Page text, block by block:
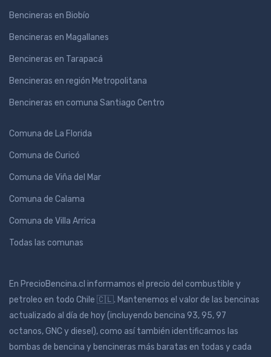
Bencineras en Biobío
Bencineras en Magallanes
Bencineras en Tarapacá
Bencineras en región Metropolitana
Bencineras en comuna Santiago Centro
Comuna de La Florida
Comuna de Curicó
Comuna de Viña del Mar
Comuna de Calama
Comuna de Villa Arrica
Todas las comunas
En PrecioBencina.cl informamos el precio del combustible y
petroleo en todo Chile 🇨🇱. Mantenemos el valor de las bencinas
actualizado al día de hoy (incluyendo bencina 93, 95, 97
octanos, GNC y diesel), como así también identificamos las
bombas de bencina y bencineras más baratas en todas y cada